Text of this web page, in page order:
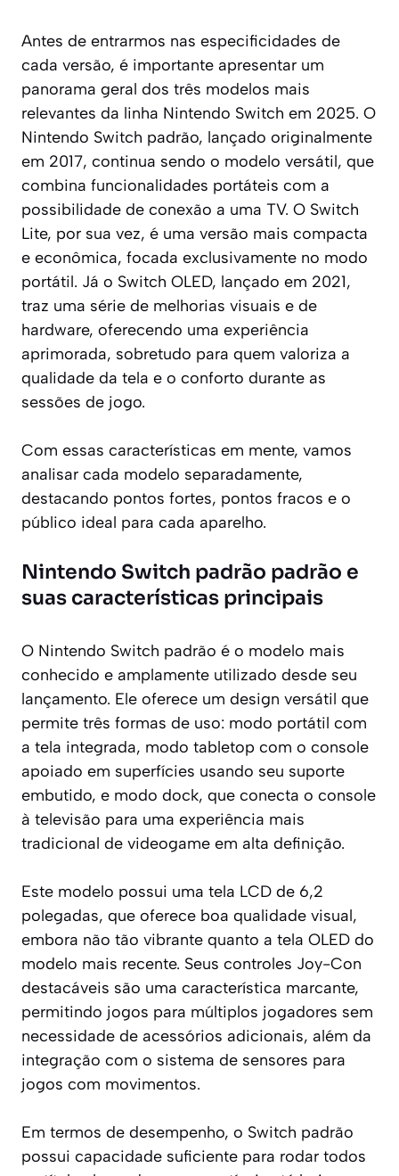
Antes de entrarmos nas especificidades de
cada versão, é importante apresentar um
panorama geral dos três modelos mais
relevantes da linha Nintendo Switch em 2025. O
Nintendo Switch padrão, lançado originalmente
em 2017, continua sendo o modelo versátil, que
combina funcionalidades portáteis com a
possibilidade de conexão a uma TV. O Switch
Lite, por sua vez, é uma versão mais compacta
e econômica, focada exclusivamente no modo
portátil. Já o Switch OLED, lançado em 2021,
traz uma série de melhorias visuais e de
hardware, oferecendo uma experiência
aprimorada, sobretudo para quem valoriza a
qualidade da tela e o conforto durante as
sessões de jogo.
Com essas características em mente, vamos
analisar cada modelo separadamente,
destacando pontos fortes, pontos fracos e o
público ideal para cada aparelho.
Nintendo Switch padrão padrão e
suas características principais
O Nintendo Switch padrão é o modelo mais
conhecido e amplamente utilizado desde seu
lançamento. Ele oferece um design versátil que
permite três formas de uso: modo portátil com
a tela integrada, modo tabletop com o console
apoiado em superfícies usando seu suporte
embutido, e modo dock, que conecta o console
à televisão para uma experiência mais
tradicional de videogame em alta definição.
Este modelo possui uma tela LCD de 6,2
polegadas, que oferece boa qualidade visual,
embora não tão vibrante quanto a tela OLED do
modelo mais recente. Seus controles Joy-Con
destacáveis são uma característica marcante,
permitindo jogos para múltiplos jogadores sem
necessidade de acessórios adicionais, além da
integração com o sistema de sensores para
jogos com movimentos.
Em termos de desempenho, o Switch padrão
possui capacidade suficiente para rodar todos